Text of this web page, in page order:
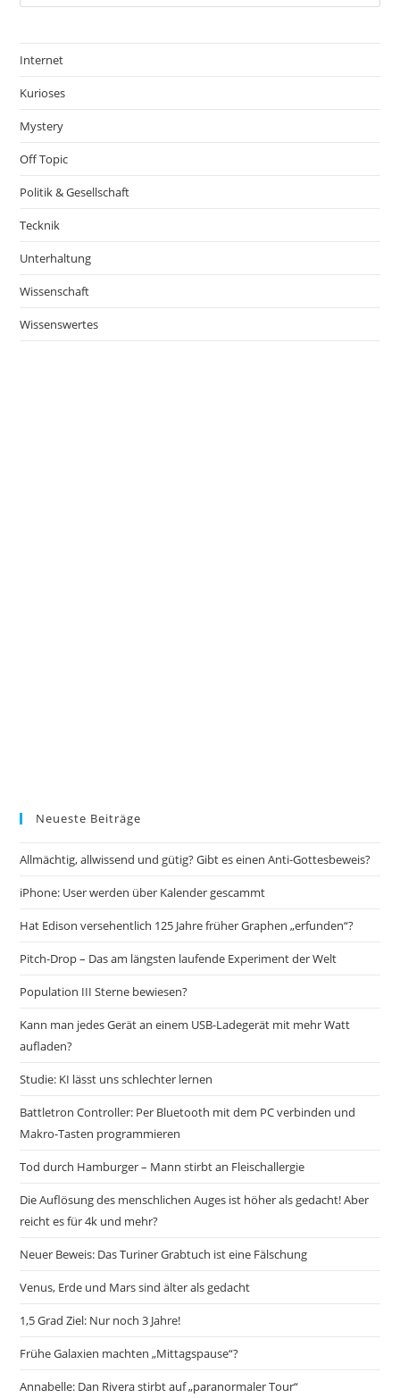
Internet
Kurioses
Mystery
Off Topic
Politik & Gesellschaft
Tecknik
Unterhaltung
Wissenschaft
Wissenswertes
Neueste Beiträge
Allmächtig, allwissend und gütig? Gibt es einen Anti-Gottesbeweis?
iPhone: User werden über Kalender gescammt
Hat Edison versehentlich 125 Jahre früher Graphen „erfunden“?
Pitch-Drop – Das am längsten laufende Experiment der Welt
Population III Sterne bewiesen?
Kann man jedes Gerät an einem USB-Ladegerät mit mehr Watt
aufladen?
Studie: KI lässt uns schlechter lernen
Battletron Controller: Per Bluetooth mit dem PC verbinden und
Makro-Tasten programmieren
Tod durch Hamburger – Mann stirbt an Fleischallergie
Die Auflösung des menschlichen Auges ist höher als gedacht! Aber
reicht es für 4k und mehr?
Neuer Beweis: Das Turiner Grabtuch ist eine Fälschung
Venus, Erde und Mars sind älter als gedacht
1,5 Grad Ziel: Nur noch 3 Jahre!
Frühe Galaxien machten „Mittagspause“?
Annabelle: Dan Rivera stirbt auf „paranormaler Tour“